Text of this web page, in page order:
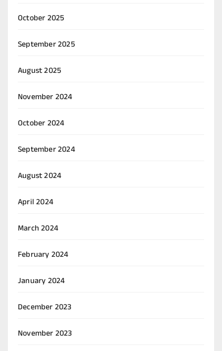
October 2025
September 2025
August 2025
November 2024
October 2024
September 2024
August 2024
April 2024
March 2024
February 2024
January 2024
December 2023
November 2023